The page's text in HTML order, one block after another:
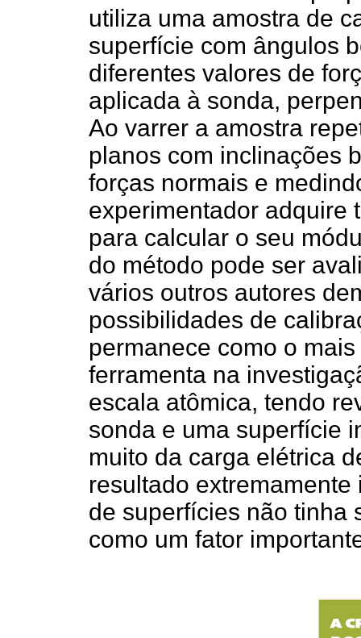
utiliza uma amostra de
superfície com ângulos
diferentes valores de
aplicada à sonda,
Ao varrer a amostra
planos com inclinações
forças normais e
experimentador adquire
para calcular o seu
do método pode ser
vários outros autores
possibilidades de
permanece como o
ferramenta na
escala atômica, tendo
sonda e uma superfície
muito da carga elétrica
resultado
de superfícies não tinha
como um fator